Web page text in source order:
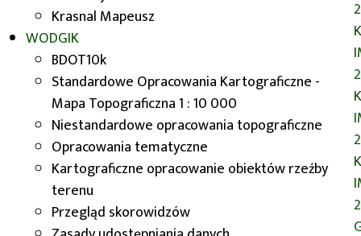
Krasnal Mapeusz
WODGIK
BDOT10k
Standardowe Opracowania Kartograficzne -
Mapa Topograficzna 1 : 10 000
Niestandardowe opracowania topograficzne
Opracowania tematyczne
Kartograficzne opracowanie obiektów rzeźby
terenu
Przegląd skorowidzów
Edycja I
Informacja przestrzenna nowym
impulsem dla rozwoju lokalnego – to
temat konferencji, która odbyła się w
czwartek we Wrocławiu. W spotkaniu
wzięli udział m.in. Włodzimierz
Chlebosz - Członek Zarządu
Województwa Dolnośląskiego, Robert
Pajkert - Geodeta Województwa